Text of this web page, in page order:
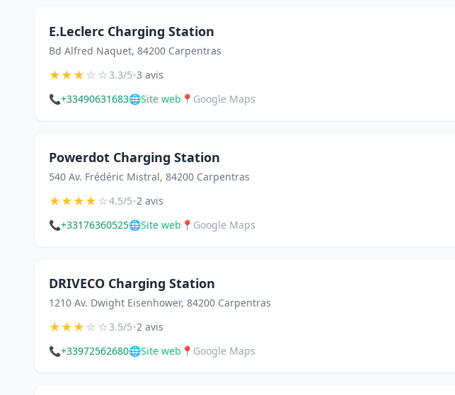
E.Leclerc Charging Station
Bd Alfred Naquet, 84200 Carpentras
★★★☆☆3.3/5•3 avis
📞+33490631683🌐Site web 📍 Google Maps
Powerdot Charging Station
540 Av. Frédéric Mistral, 84200 Carpentras
★★★★☆4.5/5•2 avis
📞+33176360525🌐Site web 📍 Google Maps
DRIVECO Charging Station
1210 Av. Dwight Eisenhower, 84200 Carpentras
★★★☆☆3.5/5•2 avis
📞+33972562680🌐Site web 📍 Google Maps